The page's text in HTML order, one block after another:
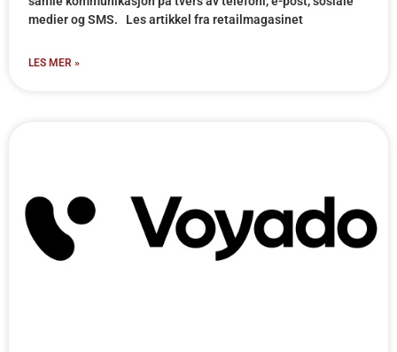
medier og SMS. Les artikkel fra retailmagasinet
LES MER »